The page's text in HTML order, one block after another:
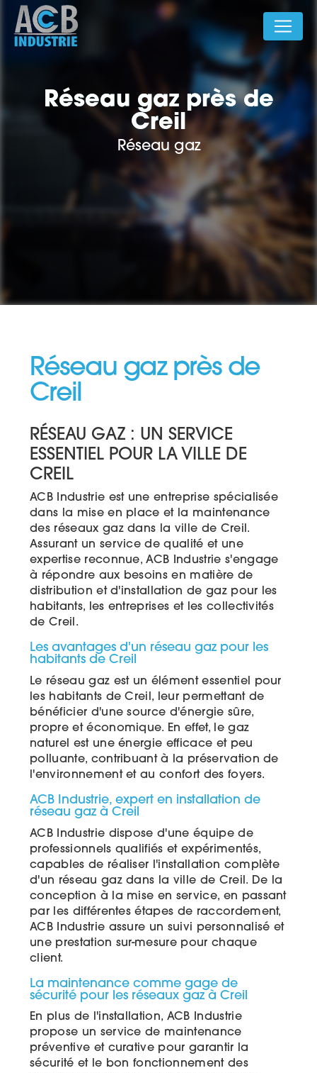
Réseau gaz près de
Creil
Réseau gaz
Réseau gaz près de
Creil
RÉSEAU GAZ : UN SERVICE
ESSENTIEL POUR LA VILLE DE
CREIL
ACB Industrie est une entreprise spécialisée
dans la mise en place et la maintenance
des réseaux gaz dans la ville de Creil.
Assurant un service de qualité et une
expertise reconnue, ACB Industrie s'engage
à répondre aux besoins en matière de
distribution et d'installation de gaz pour les
habitants, les entreprises et les collectivités
de Creil.
Les avantages d'un réseau gaz pour les
habitants de Creil
Le réseau gaz est un élément essentiel pour
les habitants de Creil, leur permettant de
bénéficier d'une source d'énergie sûre,
propre et économique. En effet, le gaz
naturel est une énergie efficace et peu
polluante, contribuant à la préservation de
l'environnement et au confort des foyers.
ACB Industrie, expert en installation de
réseau gaz à Creil
ACB Industrie dispose d'une équipe de
professionnels qualifiés et expérimentés,
capables de réaliser l'installation complète
d'un réseau gaz dans la ville de Creil. De la
conception à la mise en service, en passant
par les différentes étapes de raccordement,
ACB Industrie assure un suivi personnalisé et
une prestation sur-mesure pour chaque
client.
La maintenance comme gage de
sécurité pour les réseaux gaz à Creil
En plus de l'installation, ACB Industrie
propose un service de maintenance
préventive et curative pour garantir la
sécurité et le bon fonctionnement des
Panneau de gestion des cookies